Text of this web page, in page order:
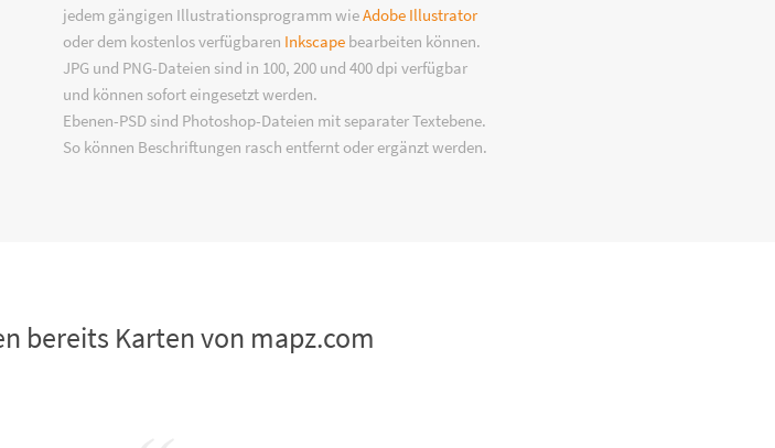
jedem gängigen Illustrationsprogramm wieAdobe Illustrator
oder dem kostenlos verfügbaren Inkscape bearbeiten können.
JPG und PNG-Dateien sind in 100, 200 und 400 dpi verfügbar
und können sofort eingesetzt werden.
Ebenen-PSD sind Photoshop-Dateien mit separater Textebene.
So können Beschriftungen rasch entfernt oder ergänzt werden.
bereits Karten von mapz.com